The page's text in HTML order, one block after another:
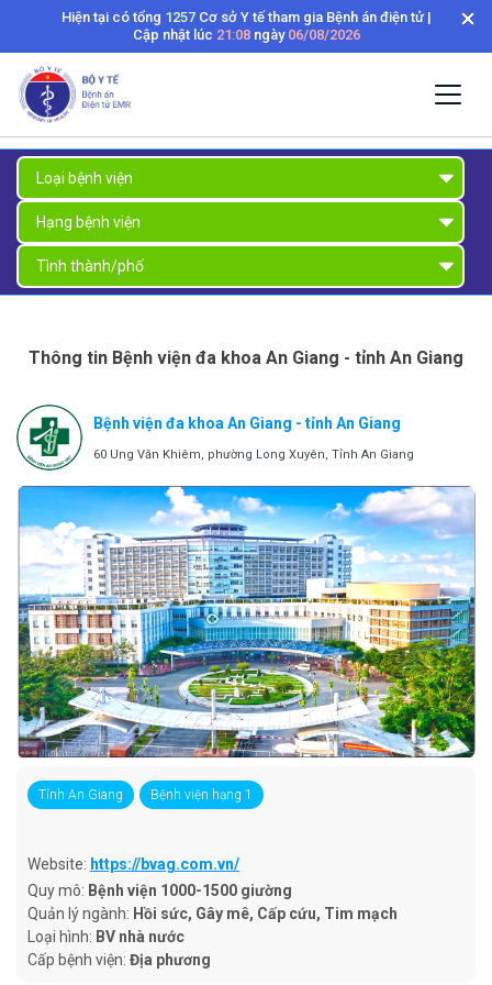
Hiện tại có tổng 1257Cơ sở Y tế tham gia Bệnh án điện tử |
Cập nhật lúc 21:08ngày 06/08/2026
Thông tin Bệnh viện đa khoa An Giang - tỉnh An Giang
Bệnh viện đa khoa An Giang - tỉnh An Giang
60 Ung Văn Khiêm, phường Long Xuyên, Tỉnh An Giang
Tỉnh An Giang Bệnh viện hạng 1
Website: https://bvag.com.vn/
Quy mô: Bệnh viện 1000-1500 giường
Quản lý ngành: Hồi sức, Gây mê, Cấp cứu, Tim mạch
Loại hình: BV nhà nước
Cấp bệnh viện: Địa phương